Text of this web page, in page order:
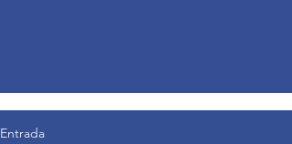
Entrada